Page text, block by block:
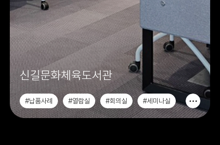
신길문화체육도서관
#납품사례 #열람실 #회의실 #세미나실